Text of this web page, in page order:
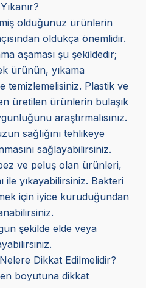
olduğunuz ürünlerin
oldukça önemlidir.
aşaması şu şekildedir;
ürünün, yıkama
temizlemelisiniz. Plastik ve
üretilen ürünlerin bulaşık
araştırmalısınız.
sağlığını tehlikeye
sağlayabilirsiniz.
ve peluş olan ürünleri,
ile yıkayabilirsiniz. Bakteri
için iyice kuruduğundan
şekilde elde veya
Dikkat Edilmelidir?
boyutuna dikkat